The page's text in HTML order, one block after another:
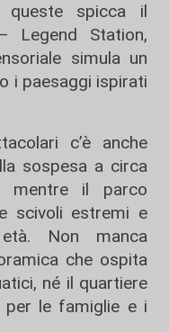
queste spicca il
Legend Station,
simula un
i paesaggi ispirati
c’è anche
sospesa a circa
il parco
scivoli estremi e
Non manca
che ospita
né il quartiere
per le famiglie e i